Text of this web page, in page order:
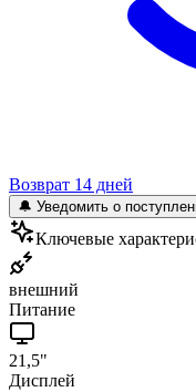
Возврат 14 дней
🔔 Уведомить о
Ключевые
внешний
Питание
21,5"
Дисплей